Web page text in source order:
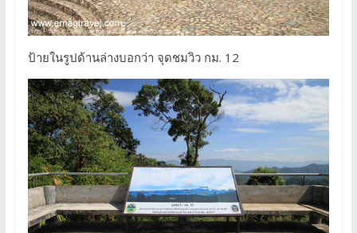
ป้ายในรูปด้านล่างบอกว่า จุดชมวิว กม. 12